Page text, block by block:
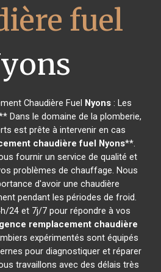
fuel
Chaudière Fuel Nyons: Les
Dans le domaine de la plomberie,
est prête à intervenir en cas
chaudière fuel Nyons**.
fournir un service de qualité et
problèmes de chauffage. Nous
d'avoir une chaudière
pendant les périodes de froid.
24 et 7j/7 pour répondre à vos
remplacement chaudière
expérimentés sont équipés
pour diagnostiquer et réparer
travaillons avec des délais très